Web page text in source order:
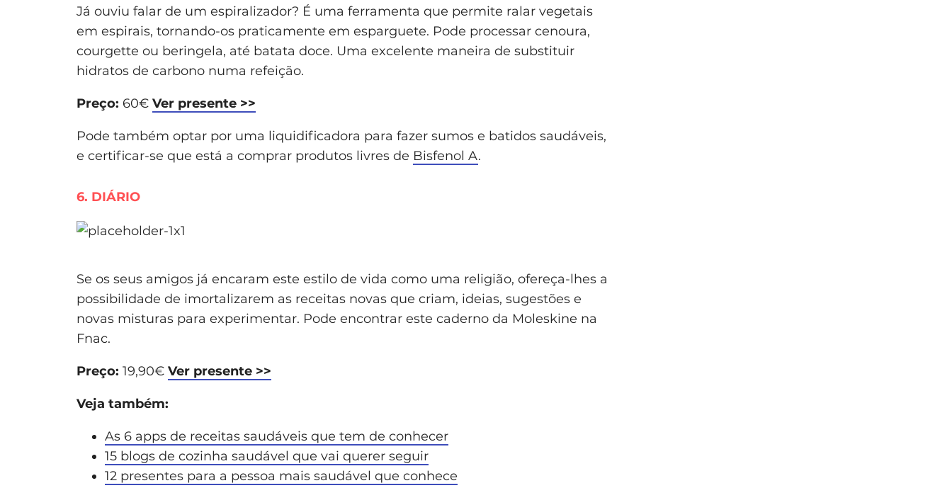
Já ouviu falar de um espiralizador? É uma ferramenta que permite ralar vegetais
em espirais, tornando-os praticamente em esparguete. Pode processar cenoura,
courgette ou beringela, até batata doce. Uma excelente maneira de substituir
hidratos de carbono numa refeição.
Preço: 60€ Ver presente >>
Pode também optar por uma liquidificadora para fazer sumos e batidos saudáveis,
e certificar-se que está a comprar produtos livres de Bisfenol A.
6. DIÁRIO
Se os seus amigos já encaram este estilo de vida como uma religião, ofereça-lhes a
possibilidade de imortalizarem as receitas novas que criam, ideias, sugestões e
novas misturas para experimentar. Pode encontrar este caderno da Moleskine na
Fnac.
Preço: 19,90€ Ver presente >>
Veja também:
As 6 apps de receitas saudáveis que tem de conhecer
15 blogs de cozinha saudável que vai querer seguir
12 presentes para a pessoa mais saudável que conhece